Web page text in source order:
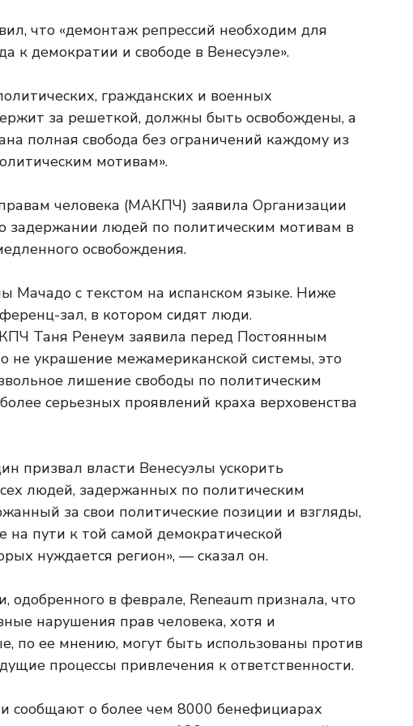
что «демонтаж репрессий необходим для
к демократии и свободе в Венесуэле».
гражданских и военных
за решеткой, должны быть освобождены, а
полная свобода без ограничений каждому из
мотивам».
человека (МАКПЧ) заявила Организации
задержании людей по политическим мотивам в
освобождения.
Таня Ренеум заявила перед Постоянным
не украшение межамериканской системы, это
лишение свободы по политическим
серьезных проявлений краха верховенства
призвал власти Венесуэлы ускорить
людей, задержанных по политическим
за свои политические позиции и взгляды,
на пути к той самой демократической
нуждается регион», — сказал он.
одобренного в феврале, Reneaum признала, что
нарушения прав человека, хотя и
по ее мнению, могут быть использованы против
процессы привлечения к ответственности.
сообщают о более чем 8000 бенефициарах